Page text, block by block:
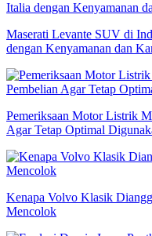
Maserati Levante SUV di
dengan Kenyamanan dan
Pemeriksaan Motor Listrik
Agar Tetap Optimal
Kenapa Volvo Klasik
Mencolok